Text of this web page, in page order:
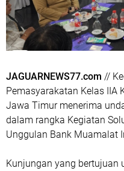
JAGUARNEWS77.com //
Pemasyarakatan Kelas IIA
Jawa Timur menerima
dalam rangka Kegiatan
Unggulan Bank Muamalat
Kunjungan yang bertujuan